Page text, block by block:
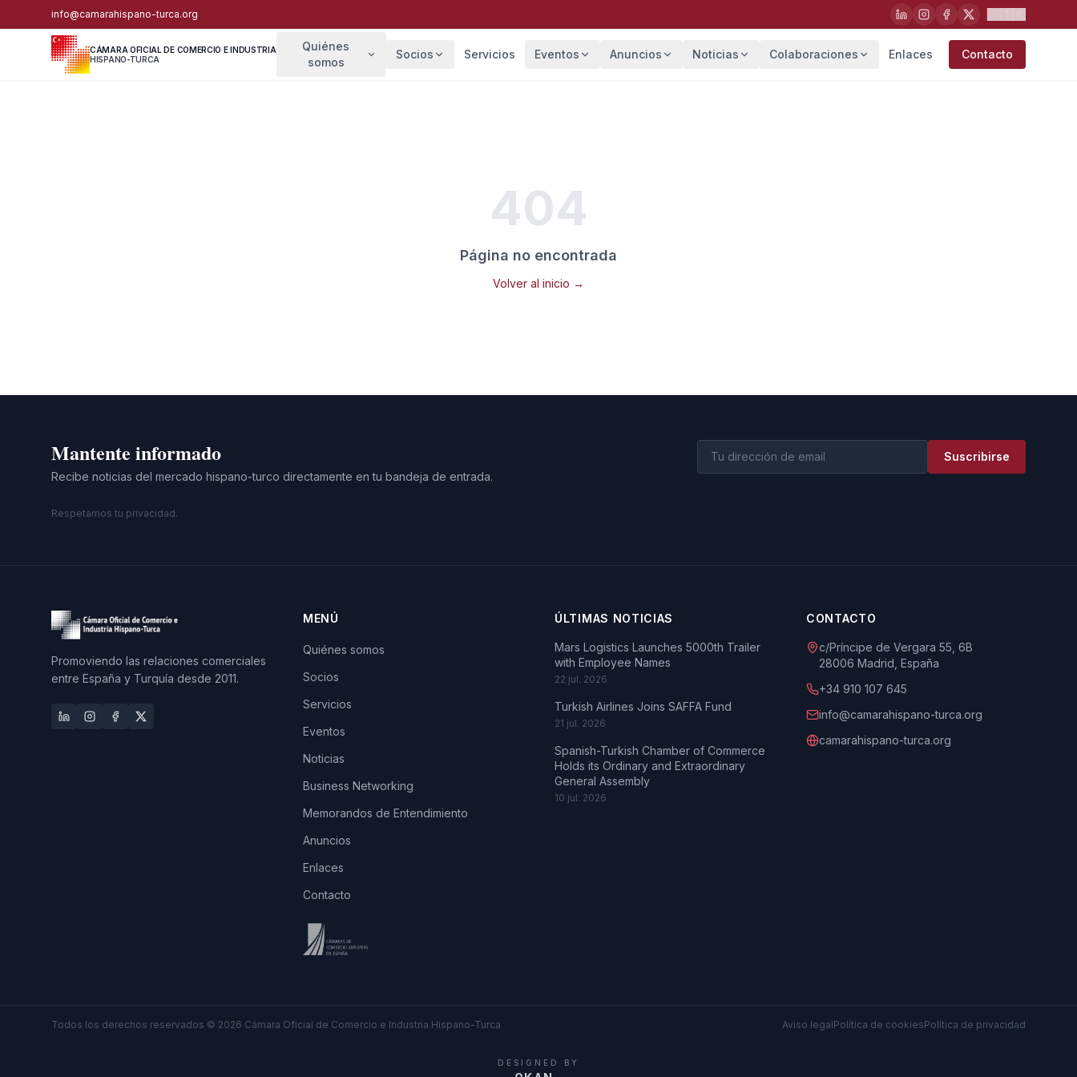
info@camarahispano-turca.org
CÁMARA OFICIAL DE COMERCIO E INDUSTRIA
HISPANO-TURCA
Quiénes
somos
Socios Servicios Eventos Anuncios Noticias Colaboraciones Enlaces Contacto
404
Página no encontrada
Volver al inicio →
Mantente informado
Recibe noticias del mercado hispano-turco directamente en tu bandeja de entrada.
Suscribirse
Respetamos tu privacidad.
Promoviendo las relaciones comerciales
entre España y Turquía desde 2011.
MENÚ
Quiénes somos
Socios
Servicios
Eventos
Noticias
Business Networking
Memorandos de Entendimiento
Anuncios
Enlaces
Contacto
ÚLTIMAS NOTICIAS
Mars Logistics Launches 5000th Trailer
with Employee Names
22 jul. 2026
Turkish Airlines Joins SAFFA Fund
21 jul. 2026
Spanish-Turkish Chamber of Commerce
Holds its Ordinary and Extraordinary
General Assembly
10 jul. 2026
CONTACTO
c/Príncipe de Vergara 55, 6B
28006 Madrid, España
+34 910 107 645
info@camarahispano-turca.org
camarahispano-turca.org
Todos los derechos reservados © 2026 Cámara Oficial de Comercio e Industria Hispano-Turca Aviso legalPolítica de cookiesPolítica de privacidad
DESIGNED BY